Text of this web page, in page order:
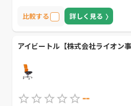
比較する 詳しく見る
アイビートル【株式会社ライオン事
--